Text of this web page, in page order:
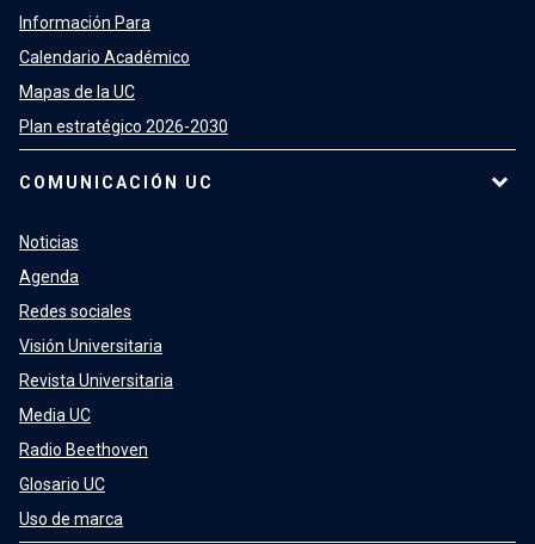
Información Para
Calendario Académico
Mapas de la UC
Plan estratégico 2026-2030
COMUNICACIÓN UC
Noticias
Agenda
Redes sociales
Visión Universitaria
Revista Universitaria
Media UC
Radio Beethoven
Glosario UC
Uso de marca